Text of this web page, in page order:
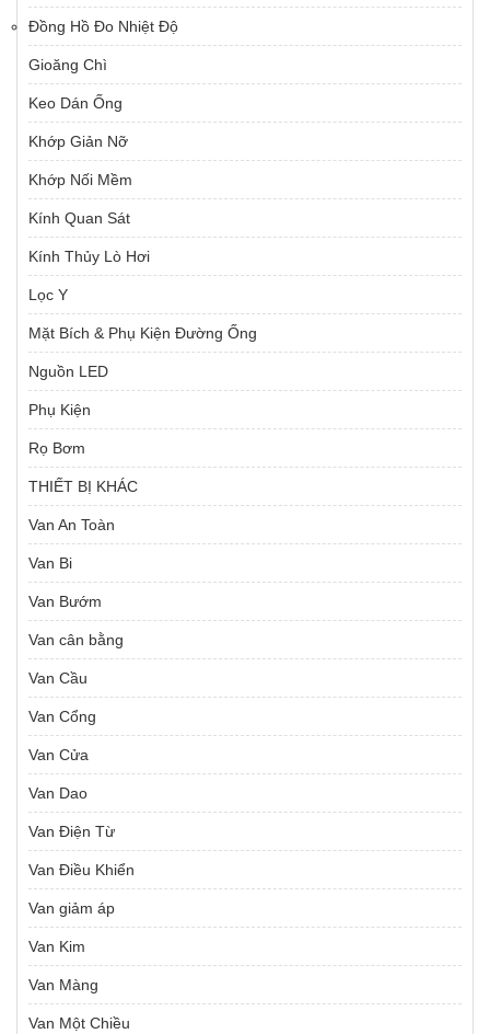
Đồng Hồ Đo Nhiệt Độ
Gioăng Chì
Keo Dán Ống
Khớp Giản Nỡ
Khớp Nối Mềm
Kính Quan Sát
Kính Thủy Lò Hơi
Lọc Y
Mặt Bích & Phụ Kiện Đường Ống
Nguồn LED
Phụ Kiện
Rọ Bơm
THIẾT BỊ KHÁC
Van An Toàn
Van Bi
Van Bướm
Van cân bằng
Van Cầu
Van Cổng
Van Cửa
Van Dao
Van Điện Từ
Van Điều Khiển
Van giảm áp
Van Kim
Van Màng
Van Một Chiều